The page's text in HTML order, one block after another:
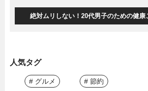
絶対ムリしない！20代男子のための健康
人気タグ
# グルメ # 節約